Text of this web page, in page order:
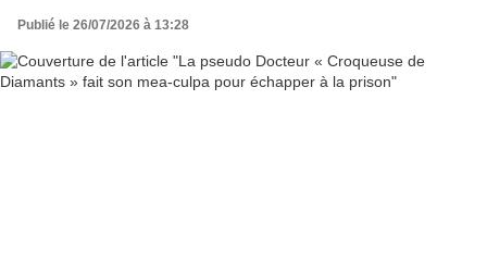
Publié le 26/07/2026 à 13:28